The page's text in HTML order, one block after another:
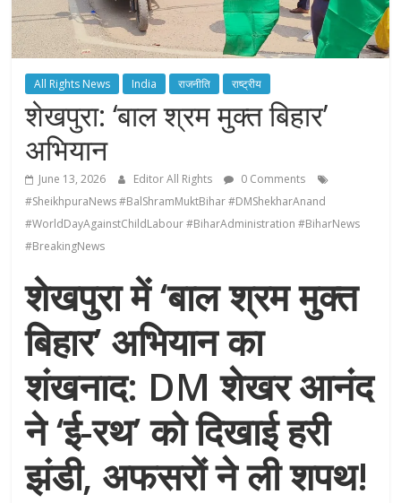
All Rights News India राजनीति राष्ट्रीय
शेखपुरा: ‘बाल श्रम मुक्त बिहार’
अभियान
June 13, 2026 Editor All Rights
0 Comments
#SheikhpuraNews #BalShramMuktBihar #DMShekharAnand
#WorldDayAgainstChildLabour #BiharAdministration #BiharNews
#BreakingNews
शेखपुरा में ‘बाल श्रम मुक्त
बिहार’ अभियान का
शंखनाद: DM शेखर आनंद
ने ‘ई-रथ’ को दिखाई हरी
झंडी, अफसरों ने ली शपथ!